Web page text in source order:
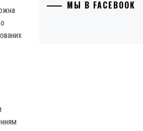
МЫ В FACEBOOK